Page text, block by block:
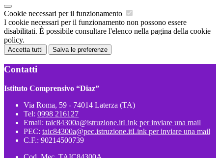
Cookie necessari per il funzionamento
I cookie necessari per il funzionamento non possono essere
disabilitati. È possibile consultare l'elenco nella pagina della cookie
policy.
Accetta tutti Salva le preferenze
Contatti
Istituto Comprensivo “Diaz”
Via Roma, 59 - 74014 Laterza (TA)
Tel: 0998 216127
Email: taic84300a@istruzione.itLink per inviare una mail
PEC: taic84300a@pec.istruzione.itLink per inviare una mail
C.F.: 90214500739